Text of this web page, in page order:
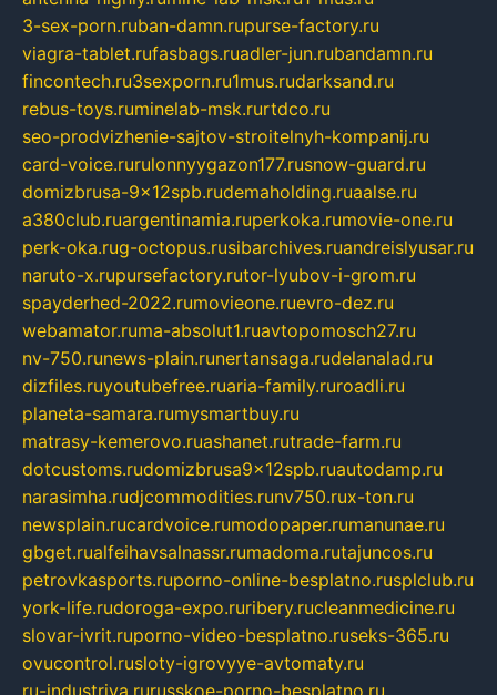
3-sex-porn.ruban-damn.rupurse-factory.ru
viagra-tablet.rufasbags.ruadler-jun.rubandamn.ru
fincontech.ru3sexporn.ru1mus.rudarksand.ru
rebus-toys.ruminelab-msk.rurtdco.ru
seo-prodvizhenie-sajtov-stroitelnyh-kompanij.ru
card-voice.rurulonnyygazon177.rusnow-guard.ru
domizbrusa-9x12spb.rudemaholding.ruaalse.ru
a380club.ruargentinamia.ruperkoka.rumovie-one.ru
perk-oka.rug-octopus.rusibarchives.ruandreislyusar.ru
naruto-x.rupursefactory.rutor-lyubov-i-grom.ru
spayderhed-2022.rumovieone.ruevro-dez.ru
webamator.ruma-absolut1.ruavtopomosch27.ru
nv-750.runews-plain.runertansaga.rudelanalad.ru
dizfiles.ruyoutubefree.ruaria-family.ruroadli.ru
planeta-samara.rumysmartbuy.ru
matrasy-kemerovo.ruashanet.rutrade-farm.ru
dotcustoms.rudomizbrusa9x12spb.ruautodamp.ru
narasimha.rudjcommodities.runv750.rux-ton.ru
newsplain.rucardvoice.rumodopaper.rumanunae.ru
gbget.rualfeihavsalnassr.rumadoma.rutajuncos.ru
petrovkasports.ruporno-online-besplatno.rusplclub.ru
york-life.rudoroga-expo.ruribery.rucleanmedicine.ru
slovar-ivrit.ruporno-video-besplatno.ruseks-365.ru
ovucontrol.rusloty-igrovyye-avtomaty.ru
ru-industriya.rurusskoe-porno-besplatno.ru